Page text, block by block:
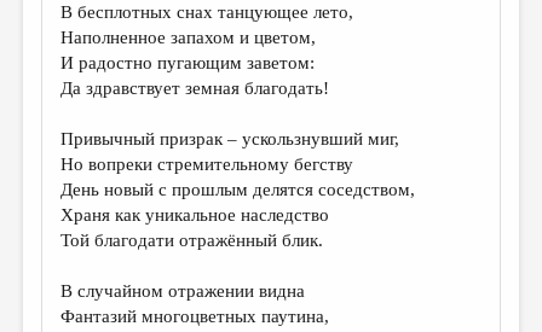
ОТ РЕДАКЦИИ
МАЛАЯ ПРОЗА
ЛИТЕРАТУРОВЕДЕНИЕ
КУЛЬТУРОВЕДЕНИЕ
ПУБЛИЦИСТИКА
ЦИКЛЫ ПУБЛИКАЦИЙ
В бесплотных снах танцующее лето,
Наполненное запахом и цветом,
И радостно пугающим заветом:
Да здравствует земная благодать!
Привычный призрак – ускользнувший миг,
Но вопреки стремительному бегству
День новый с прошлым делятся соседством,
Храня как уникальное наследство
Той благодати отражённый блик.
В случайном отражении видна
Фантазий многоцветных паутина,